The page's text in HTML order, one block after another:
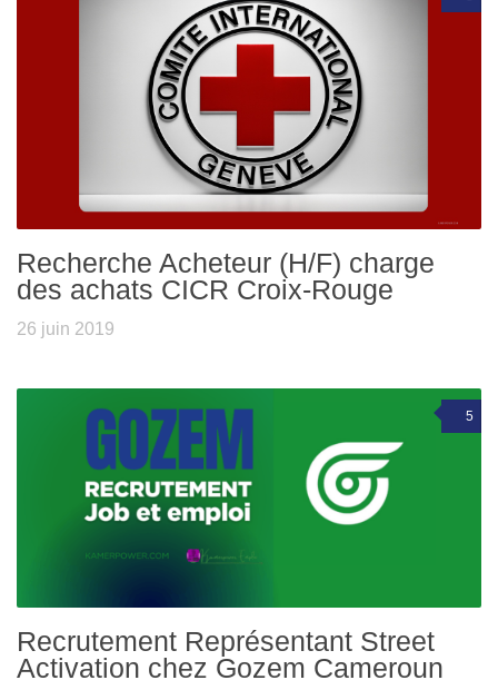
Recherche Acheteur (H/F) charge
des achats CICR Croix-Rouge
26 juin 2019
5
Recrutement Représentant Street
Activation chez Gozem Cameroun